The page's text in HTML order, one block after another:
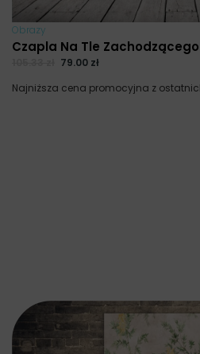
Obrazy
Czapla Na Tle Zachodzącego
79.00 zł
Najniższa cena promocyjna z